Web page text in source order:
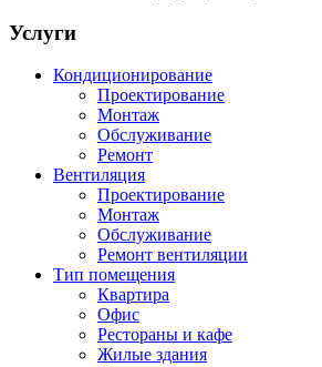
Услуги
Кондиционирование
Проектирование
Монтаж
Обслуживание
Ремонт
Вентиляция
Проектирование
Монтаж
Обслуживание
Ремонт вентиляции
Тип помещения
Квартира
Офис
Рестораны и кафе
Жилые здания